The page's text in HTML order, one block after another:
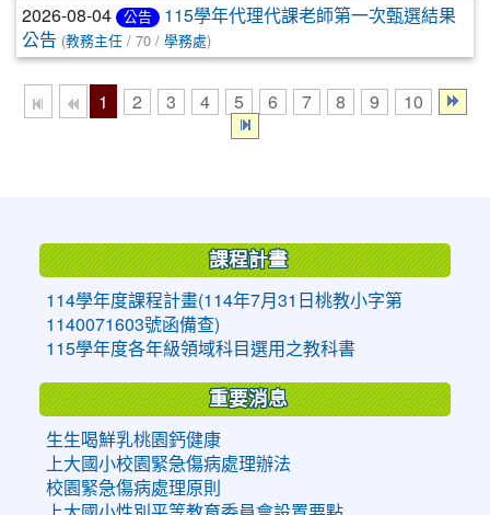
2026-08-04 公告
115學年代理代課老師第一次甄選結果
公告 (教務主任 / 70 / 學務處)
1 2 3 4 5 6 7 8 9 10
課程計畫
114學年度課程計畫(114年7月31日桃教小字第
1140071603號函備查)
115學年度各年級領域科目選用之教科書
重要消息
生生喝鮮乳桃園鈣健康
上大國小校園緊急傷病處理辦法
校園緊急傷病處理原則